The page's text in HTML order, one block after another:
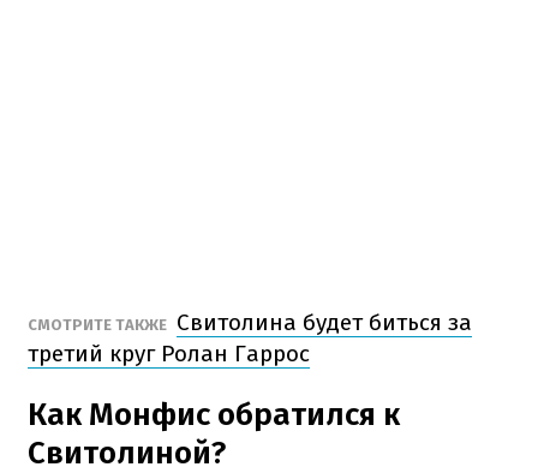
СМОТРИТЕ ТАКЖЕ Свитолина будет биться за
третий круг Ролан Гаррос
Как Монфис обратился к
Свитолиной?